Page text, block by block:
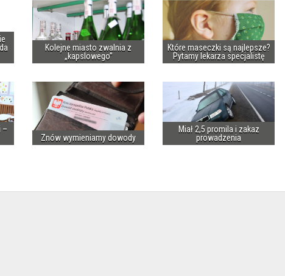
Kolejne miasto zwalnia z
„kapslowego”
Które maseczki są najlepsze?
Pytamy lekarza specjalistę
–
Znów wymieniamy dowody
Miał 2,5 promila i zakaz
prowadzenia